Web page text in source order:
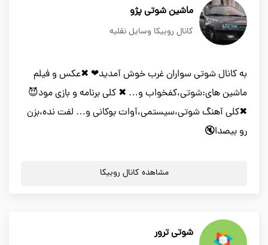
ماشین شوتی پژو
کانال روبیکا وسایل نقلیه
به کانال شوتی سواران غرب خوش آمدید❤ ✖عکس و فیلم
ماشین های:شوتی،کفخواب و… ✖ کلی برنامه و بازی مود😈
✖کلی آهنگ شوتی،سیستمی،آوات بوکانی و… لفت نده،بزن
رو بیصدا🔇
مشاهده کانال روبیکا
شوتی ترور